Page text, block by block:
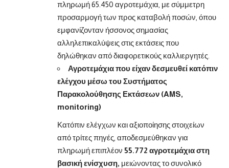
πληρωμή 65.450 αγροτεμάχια, με σύμμετρη
προσαρμογή των προς καταβολή ποσών, όπου
εμφανίζονταν ήσσονος σημασίας
αλληλεπικαλύψεις στις εκτάσεις που
δηλώθηκαν από διαφορετικούς καλλιεργητές.
Αγροτεμάχια που είχαν δεσμευθεί κατόπιν
ελέγχου μέσω του Συστήματος
Παρακολούθησης Εκτάσεων (AMS,
monitoring)
Κατόπιν ελέγχων και αξιοποίησης στοιχείων
από τρίτες πηγές, αποδεσμεύθηκαν για
πληρωμή επιπλέον 55.772 αγροτεμάχια στη
βασική ενίσχυση, μειώνοντας το συνολικό